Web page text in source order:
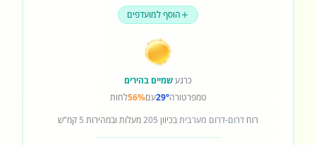
הוסף למועדפים
כרגעשמיים בהירים
טמפרטורה29°עם56%לחות
רוח דרום-דרום מערביתבכיוון 205מעלות ובמהירות 5 קמ"ש